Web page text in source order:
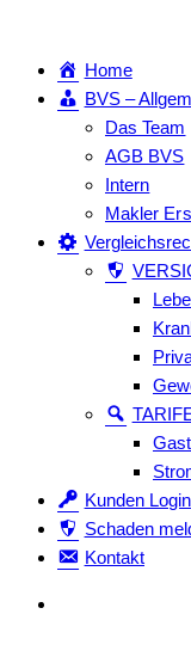
Home
BVS –
Das Team
AGB BVS
Intern
Makler
Kunden Login
Schaden
Kontakt